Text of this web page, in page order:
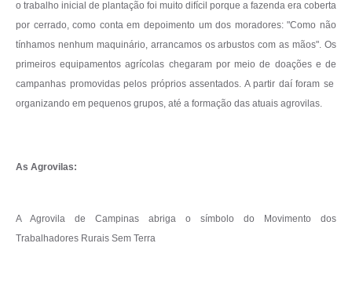
o trabalho inicial de plantação foi muito difícil porque a fazenda era coberta
por cerrado, como conta em depoimento um dos moradores: "Como não
tínhamos nenhum maquinário, arrancamos os arbustos com as mãos". Os
primeiros equipamentos agrícolas chegaram por meio de doações e de
campanhas promovidas pelos próprios assentados. A partir daí foram se
organizando em pequenos grupos, até a formação das atuais agrovilas.
As Agrovilas:
A Agrovila de Campinas abriga o símbolo do Movimento dos
Trabalhadores Rurais Sem Terra